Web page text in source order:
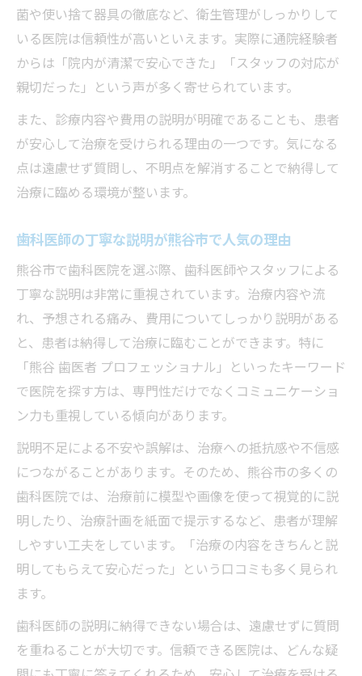
菌や使い捨て器具の徹底など、衛生管理がしっかりして
いる医院は信頼性が高いといえます。実際に通院経験者
からは「院内が清潔で安心できた」「スタッフの対応が
親切だった」という声が多く寄せられています。
また、診療内容や費用の説明が明確であることも、患者
が安心して治療を受けられる理由の一つです。気になる
点は遠慮せず質問し、不明点を解消することで納得して
治療に臨める環境が整います。
歯科医師の丁寧な説明が熊谷市で人気の理由
熊谷市で歯科医院を選ぶ際、歯科医師やスタッフによる
丁寧な説明は非常に重視されています。治療内容や流
れ、予想される痛み、費用についてしっかり説明がある
と、患者は納得して治療に臨むことができます。特に
「熊谷 歯医者 プロフェッショナル」といったキーワード
で医院を探す方は、専門性だけでなくコミュニケーショ
ン力も重視している傾向があります。
説明不足による不安や誤解は、治療への抵抗感や不信感
につながることがあります。そのため、熊谷市の多くの
歯科医院では、治療前に模型や画像を使って視覚的に説
明したり、治療計画を紙面で提示するなど、患者が理解
しやすい工夫をしています。「治療の内容をきちんと説
明してもらえて安心だった」という口コミも多く見られ
ます。
歯科医師の説明に納得できない場合は、遠慮せずに質問
を重ねることが大切です。信頼できる医院は、どんな疑